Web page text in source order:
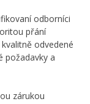
odborníci
přání
odvedené
požadavky a
zárukou